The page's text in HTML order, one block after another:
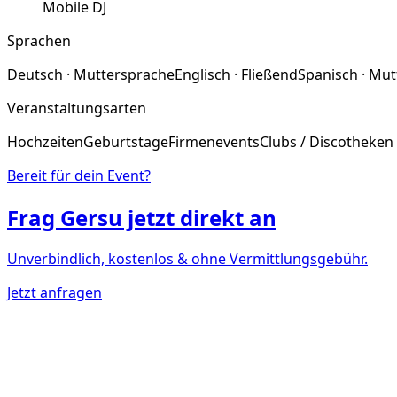
Mobile DJ
Sprachen
Deutsch · MutterspracheEnglisch · FließendSpanisch ·
Veranstaltungsarten
HochzeitenGeburtstageFirmeneventsClubs / Discotheken
Bereit für dein Event?
Frag Gersu jetzt direkt an
Unverbindlich, kostenlos & ohne Vermittlungsgebühr.
Jetzt anfragen